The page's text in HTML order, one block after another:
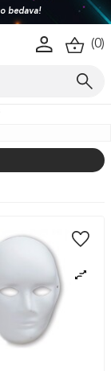
bedava!
(0)